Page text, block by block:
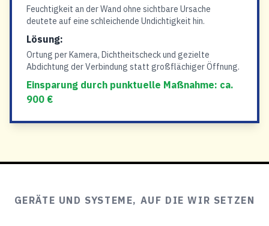
Feuchtigkeit an der Wand ohne sichtbare Ursache
deutete auf eine schleichende Undichtigkeit hin.
Lösung:
Ortung per Kamera, Dichtheitscheck und gezielte
Abdichtung der Verbindung statt großflächiger Öffnung.
Einsparung durch punktuelle Maßnahme: ca.
900 €
GERÄTE UND SYSTEME, AUF DIE WIR SETZEN